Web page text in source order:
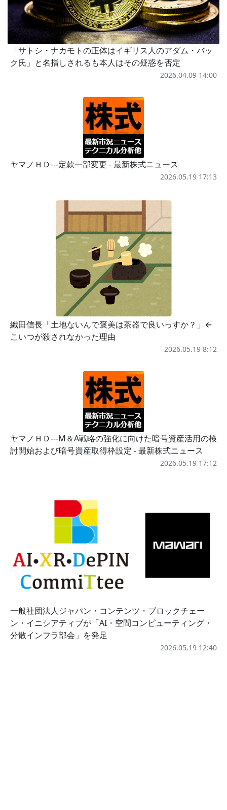
「サトシ・ナカモトの正体はイギリス人のアダム・バッ
ク氏」と名指しされるも本人はその疑惑を否定
2026.04.09 14:00
ヤマノＨＤ---定款一部変更 - 最新株式ニュース
2026.05.19 17:13
織田信長「土地ないんで褒美は茶器で良いっすか？」←
こいつが殺されなかった理由
2026.05.19 8:12
ヤマノＨＤ---M＆A戦略の強化に向けた暗号資産活用の検
討開始および暗号資産取得枠設定 - 最新株式ニュース
2026.05.19 17:12
一般社団法人ジャパン・コンテンツ・ブロックチェー
ン・イニシアティブが「AI・空間コンピューティング・
分散インフラ部会」を発足
2026.05.19 12:40